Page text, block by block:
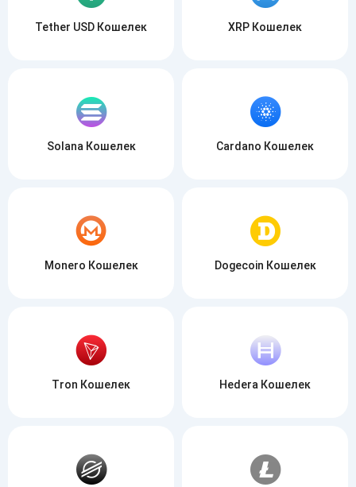
Tether USD Кошелек XRP Кошелек
Solana Кошелек Cardano Кошелек
Monero Кошелек Dogecoin Кошелек
Tron Кошелек Hedera Кошелек